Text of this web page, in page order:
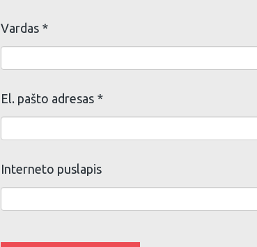
Vardas *
El. pašto adresas *
Interneto puslapis